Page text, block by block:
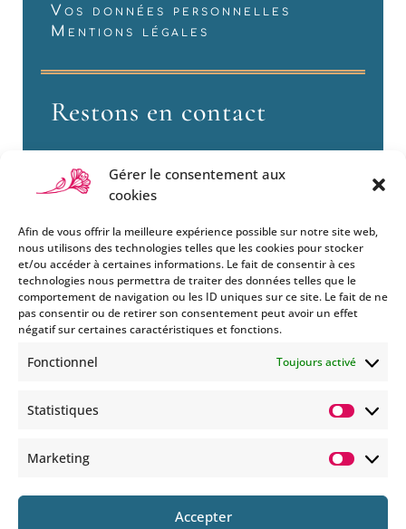
Gérer le consentement aux
cookies
Afin de vous offrir la meilleure expérience possible sur notre site web,
nous utilisons des technologies telles que les cookies pour stocker
et/ou accéder à certaines informations. Le fait de consentir à ces
technologies nous permettra de traiter des données telles que le
comportement de navigation ou les ID uniques sur ce site. Le fait de ne
pas consentir ou de retirer son consentement peut avoir un effet
négatif sur certaines caractéristiques et fonctions.
Fonctionnel Toujours activé
Statistiques
Marketing
Accepter
Vos données personnelles
Mentions légales
Restons en contact
Si vous souhaitez être informés
des nouveautés et évènements
que nous organisons
abonnez-vous à notre
de nos MMS.
En savoir plus